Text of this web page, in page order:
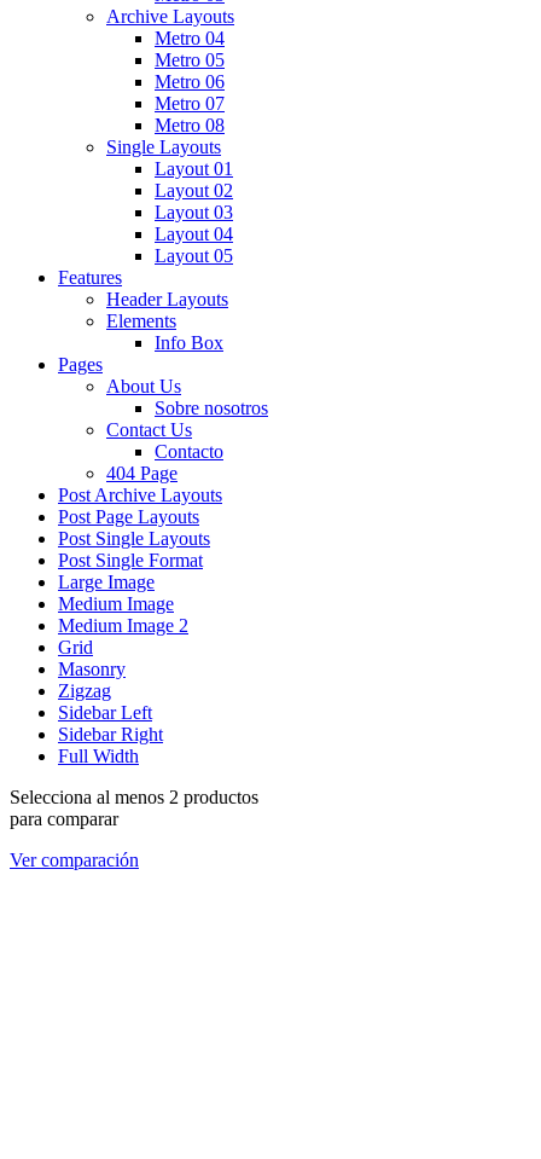
Archive Layouts
Metro 04
Metro 05
Metro 06
Metro 07
Metro 08
Single Layouts
Layout 01
Layout 02
Layout 03
Layout 04
Layout 05
Features
Header Layouts
Elements
Info Box
Pages
About Us
Sobre nosotros
Contact Us
Contacto
404 Page
Post Archive Layouts
Post Page Layouts
Post Single Layouts
Post Single Format
Large Image
Medium Image
Medium Image 2
Grid
Masonry
Zigzag
Sidebar Left
Sidebar Right
Full Width
Selecciona al menos 2 productos
para comparar
Ver comparación